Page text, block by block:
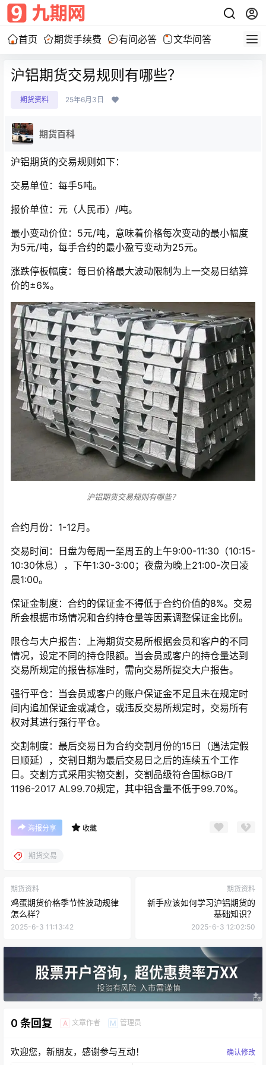
首页 期货手续费 有问必答 文华问答
沪铝期货交易规则有哪些？
期货资料 25年6月3日
期货百科
沪铝期货的交易规则如下：
交易单位：每手5吨。
报价单位：元（人民币）/吨。
最小变动价位：5元/吨，意味着价格每次变动的最小幅度
为5元/吨，每手合约的最小盈亏变动为25元。
涨跌停板幅度：每日价格最大波动限制为上一交易日结算
价的±6%。
沪铝期货交易规则有哪些？
合约月份：1-12月。
交易时间：日盘为每周一至周五的上午9:00-11:30（10:15-
10:30休息），下午1:30-3:00；夜盘为晚上21:00-次日凌
晨1:00。
保证金制度：合约的保证金不得低于合约价值的8%。交易
所会根据市场情况和合约持仓量等因素调整保证金比例。
限仓与大户报告：上海期货交易所根据会员和客户的不同
情况，设定不同的持仓限额。当会员或客户的持仓量达到
交易所规定的报告标准时，需向交易所提交大户报告。
强行平仓：当会员或客户的账户保证金不足且未在规定时
间内追加保证金或减仓，或违反交易所规定时，交易所有
权对其进行强行平仓。
交割制度：最后交易日为合约交割月份的15日（遇法定假
日顺延），交割日期为最后交易日之后的连续五个工作
日。交割方式采用实物交割，交割品级符合国标GB/T
1196-2017 AL99.70规定，其中铝含量不低于99.70%。
海报分享 收藏
期货交易
期货资料
鸡蛋期货价格季节性波动规律
怎么样？
2025-6-3 11:13:42
期货资料
新手应该如何学习沪铝期货的
基础知识？
2025-6-3 12:02:50
0 条回复 A 文章作者 M 管理员
欢迎您，新朋友，感谢参与互动！ 确认修改